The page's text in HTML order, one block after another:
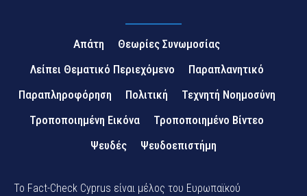
Απάτη
Θεωρίες Συνωμοσίας
Λείπει Θεματικό Περιεχόμενο
Παραπλανητικό
Παραπληροφόρηση
Πολιτική
Τεχνητή Νοημοσύνη
Τροποποιημένη Εικόνα
Τροποποιημένο Βίντεο
Ψευδές
Ψευδοεπιστήμη
Το Fact-Check Cyprus είναι μέλος του Ευρωπαϊκού